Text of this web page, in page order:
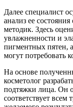
Далее специалист
анализ ее
методик. Здесь
увлажненности и
пигментных пятен,
могут потребовать
На основе
косметолог
подтяжки лица. Он
соответствует